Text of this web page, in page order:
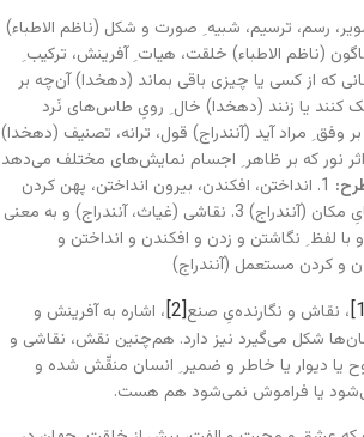
رسم، ترسیم، شبیه ِ صورت و شکل (ناظم الاطباء)
(ناظم الاطباء) خلقت، هیات ِ آفرینش، ترکیب
که از کسی یا چیزی باقی بماند (دهخدا) آن‌چه بر
کنند یا زنند (دهخدا) خال ِ رویِ طاس‌های نَرد
وفق ِ مراد آید (آنندراج) قول، ترانه، تصنیف (دهخدا)
و روش (4:5) اثر نور که بر ظاهر ِ اجسام نمایش‌های مختلف می‌دهد
1. انداختن، افکندن، بیرون انداختن، پهن کردن
(آنندراج) 2. قائم کردن ِ بنایِ مکان (آنندراج) 3. نقاشی (غیاث، آنندراج) و به معنی
لفظ ِ نگاشتن و زدن و افکندن و انداختن و
و کردن مستعمل (آنندراج)
، نقاش و نگارنده‌یِ صنع[2]
، اشاره به آفرینش و
شکل می‌گیرد نیز دارد. هم‌چنین نقش، نقاشی و
یا دیوار یا خاطر و ضمیر ِ انسان منقّش شده و
یا فراموش نمی‌شود هم هست.